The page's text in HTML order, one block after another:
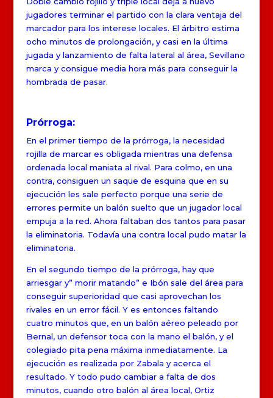
jugadores terminar el partido con la clara ventaja del
marcador para los interese locales. El árbitro estima
ocho minutos de prolongación, y casi en la última
jugada y lanzamiento de falta lateral al área, Sevillano
marca y consigue media hora más para conseguir la
hombrada de pasar.
Prórroga:
En el primer tiempo de la prórroga, la necesidad
rojilla de marcar es obligada mientras una defensa
ordenada local maniata al rival. Para colmo, en una
contra, consiguen un saque de esquina que en su
ejecución les sale perfecto porque una serie de
errores permite un balón suelto que un jugador local
empuja a la red. Ahora faltaban dos tantos para pasar
la eliminatoria. Todavía una contra local pudo matar la
eliminatoria.
En el segundo tiempo de la prórroga, hay que
arriesgar y” morir matando” e Ibón sale del área para
conseguir superioridad que casi aprovechan los
rivales en un error fácil. Y es entonces faltando
cuatro minutos que, en un balón aéreo peleado por
Bernal, un defensor toca con la mano el balón, y el
colegiado pita pena máxima inmediatamente. La
ejecución es realizada por Zabala y acerca el
resultado. Y todo pudo cambiar a falta de dos
minutos, cuando otro balón al área local, Ortiz